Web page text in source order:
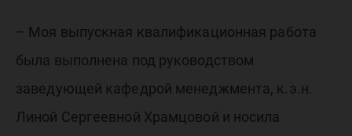
– Моя выпускная квалификационная работа
была выполнена под руководством
заведующей кафедрой менеджмента, к.э.н.
Линой Сергеевной Храмцовой и носила